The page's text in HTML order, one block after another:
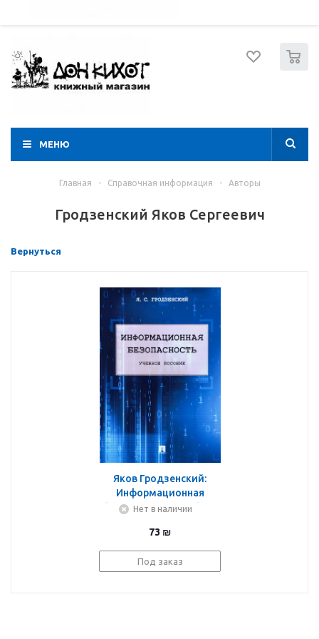
МЕНЮ
Главная - Справочная информация - Авторы
Гродзенский Яков Сергеевич
Вернуться
Яков Гродзенский:
Информационная
безопасность. Учебное
Нет в наличии
73 ₪
Под заказ